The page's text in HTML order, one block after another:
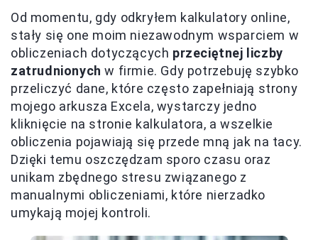
Od momentu, gdy odkryłem kalkulatory online,
stały się one moim niezawodnym wsparciem w
obliczeniach dotyczących przeciętnej liczby
zatrudnionych w firmie. Gdy potrzebuję szybko
przeliczyć dane, które często zapełniają strony
mojego arkusza Excela, wystarczy jedno
kliknięcie na stronie kalkulatora, a wszelkie
obliczenia pojawiają się przede mną jak na tacy.
Dzięki temu oszczędzam sporo czasu oraz
unikam zbędnego stresu związanego z
manualnymi obliczeniami, które nierzadko
umykają mojej kontroli.